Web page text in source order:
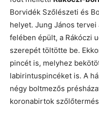
Borvidék Szőlészeti és
helyet. Jung János tervei
felében épült, a Rákóczi
szerepét töltötte be.
pincét is, melyhez
labirintuspincéket is. A
négy boltmezős
koronabirtok